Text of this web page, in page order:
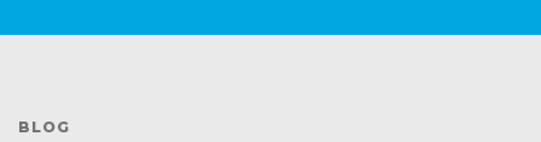
BLOG